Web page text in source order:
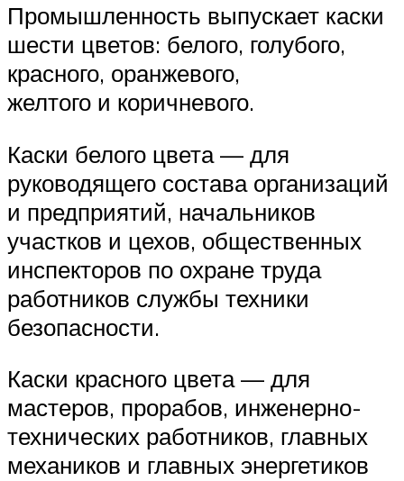
Промышленность выпускает каски
шести цветов: белого, голубого,
красного, оранжевого,
желтого и коричневого.
Каски белого цвета — для
руководящего состава организаций
и предприятий, начальников
участков и цехов, общественных
инспекторов по охране труда
работников службы техники
безопасности.
Каски красного цвета — для
мастеров, прорабов, инженерно-
технических работников, главных
механиков и главных энергетиков